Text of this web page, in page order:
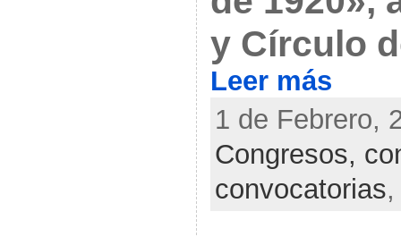
y Círculo
Leer más
1 de Febrero,
Congresos,
convocatorias